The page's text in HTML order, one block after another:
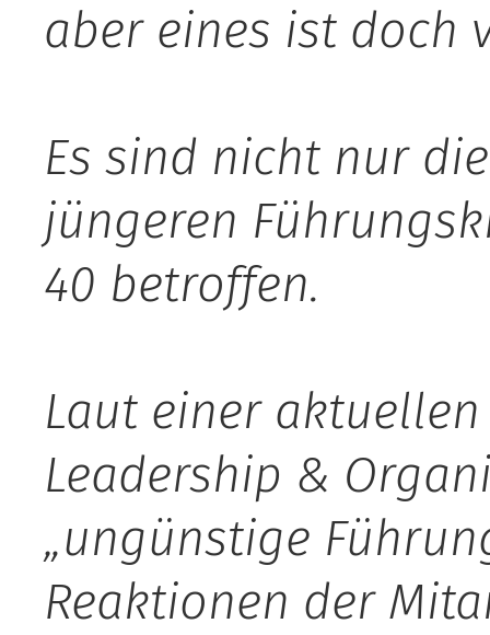
aber eines ist doch
Es sind nicht nur
jüngeren
40 betroffen.
Laut einer aktuellen
Leadership &
„ungünstige
Reaktionen der